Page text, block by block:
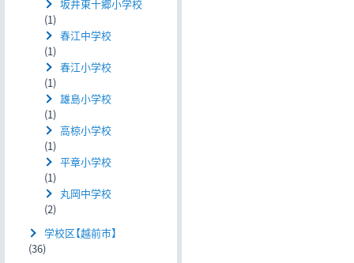
坂井東十郷小学校
(1)
春江中学校
(1)
春江小学校
(1)
雄島小学校
(1)
高椋小学校
(1)
平章小学校
(1)
丸岡中学校
(2)
学校区【越前市】
(36)